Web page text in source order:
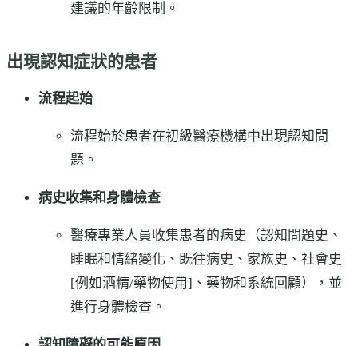
建議的年齡限制。
出現認知症狀的患者
流程起始
流程始於患者在初級醫療機構中出現認知問
題。
病史收集和身體檢查
醫療專業人員收集患者的病史（認知問題史、
睡眠和情緒變化、既往病史、家族史、社會史
[例如酒精/藥物使用]、藥物和系統回顧），並
進行身體檢查。